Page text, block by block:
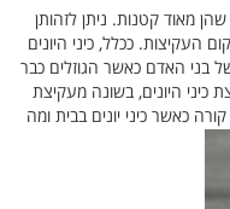
שהן מאוד קטנות. ניתן לזהותן
העקיצות. ככלל, כיני היונים
של בני האדם כאשר הגוזלים כבר
כיני היונים, בשונה מעקיצת
כאשר כיני יונים בבית ומה